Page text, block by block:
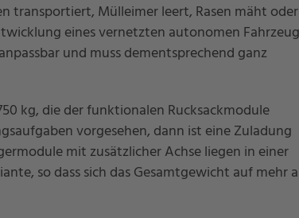
transportiert, Mülleimer leert, Rasen mäht oder
eines vernetzten autonomen
und muss dementsprechend ganz
kg, die der funktionalen Rucksackmodule
vorgesehen, dann ist eine Zuladung
mit zusätzlicher Achse liegen in einer
so dass sich das Gesamtgewicht auf mehr